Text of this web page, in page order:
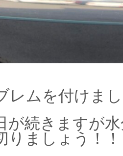
レムを付けま
が続きますが
りましょう！！